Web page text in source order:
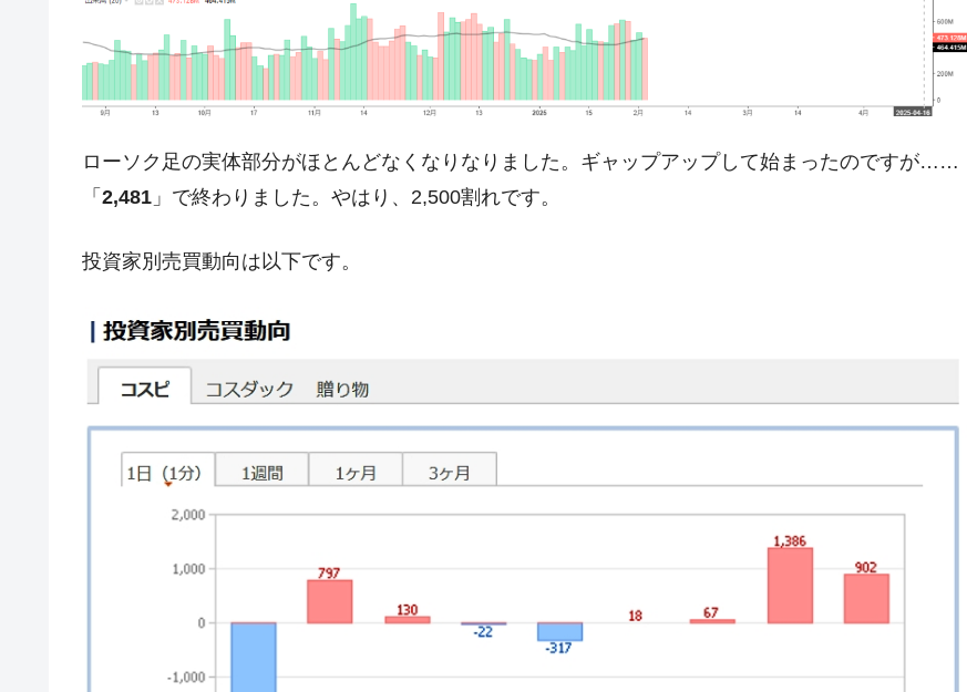
【対日本円】ウォン安が急進！ 日米の協調に韓国がいっちょがみしたのでは。
『Money1』
韓国政府『BYD』車への補助金を全廃 ⇒ 実は韓国で『BYD』車は売れている。6カ月で対前年同期比
1.9倍！
ドを掲げる「在韓反米勢力」
『Money1』 韓国政府「2035年までに18.4GW規模のAIデータセンター整備」⇒ だから無理だってば。
『Money1』
『Money1』 韓国政府「ニセＫ-ブランドを通報しようキャンペーン」⇒ あの名物教授も登場！
『Money1』
『Money1』 韓国鉄鋼最大手『POSCO』ズブズブ沈む。営業利益80.2％も減少
『Money1』
米国下院「韓国の公務員個人をターゲットにぶん殴る法案」提出！⇒ クーパン問題は合衆国企業に対
する差別。許してはおかぬ
『Money1』 韓国ボンクラ政策室長･金容範、株価暴落に他人事のような発言。
韓国半導体『SKハイニックス』2026年2Qの業績「史上最高益」当期純利益は前年同期比13.4倍に。
夏の甲子園、優勝校を最も多く輩出している都道府県とは？
今話題の「楽天ライオンズ」とは？
ローソク足の実体部分がほとんどなくなりなりました。ギャップアップして始まったのですが……
「 2,481 」で終わりました。やはり、2,500割れです。
投資家別売買動向は以下です。